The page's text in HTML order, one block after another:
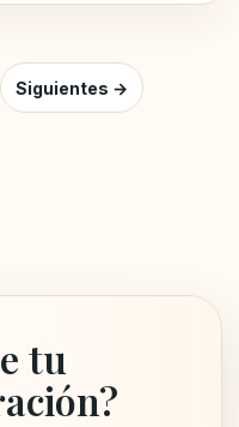
pagination
Siguientes →
tu